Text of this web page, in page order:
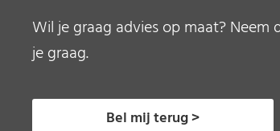
Wil je graag advies op maat?
je graag.
Bel mij terug >